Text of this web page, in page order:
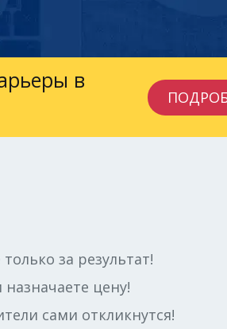
в
за результат!
цену!
сами откликнутся!